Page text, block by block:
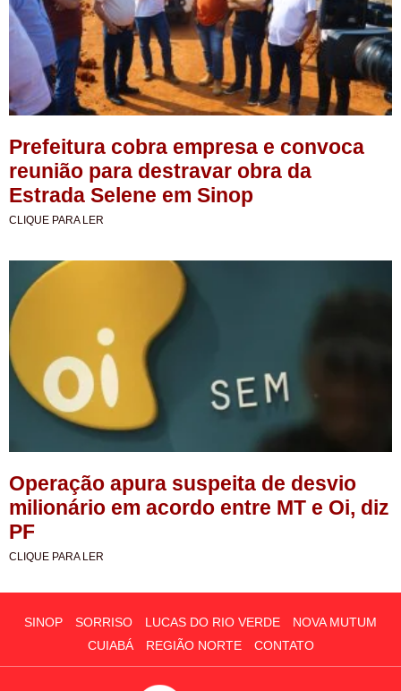
Prefeitura cobra empresa e convoca
reunião para destravar obra da
Estrada Selene em Sinop
CLIQUE PARA LER
Operação apura suspeita de desvio
milionário em acordo entre MT e Oi, diz
PF
CLIQUE PARA LER
SINOP SORRISO LUCAS DO RIO VERDE
NOVA MUTUM
CUIABÁ
REGIÃO NORTE CONTATO